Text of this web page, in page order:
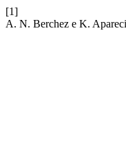
[1]
A. N. Berchez e K.